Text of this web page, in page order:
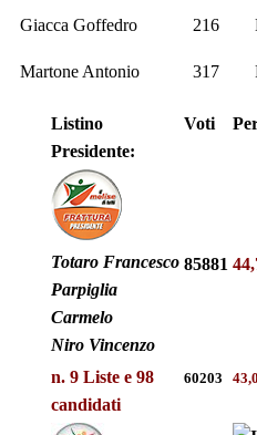
Giacca Goffedro 216
Martone Antonio 317
Listino
Presidente:
Voti
Totaro Francesco
Parpiglia
Carmelo
Niro Vincenzo
85881
n. 9 Liste e 98
candidati
60203